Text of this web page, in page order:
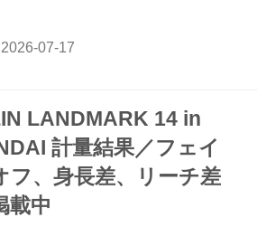
、そして公開計量を観覧しに来たフ
見つめる中、フェイスオフが行われ
会前に必ずチェックしよう！ 第1試
宏二郎vs. 遥心について 本日行われ
計量で遥心が規定体重（54.5kg）を
過した為、RIZIN キックボクシング
に基づき、次のとおり条件付きにて
実施いたします。 試合実...
LANDMARK 14 in
計量結果／フェイ
フ、身長差、リーチ差
載中